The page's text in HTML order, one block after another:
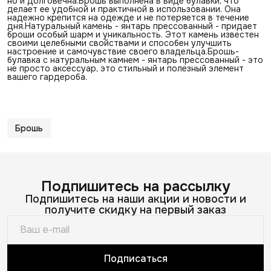
делает ее удобной и практичной в использовании. Она
надежно крепится на одежде и не потеряется в течение
дня.Натуральный камень - янтарь прессованный - придает
броши особый шарм и уникальность. Этот камень известен
своими целебными свойствами и способен улучшить
настроение и самочувствие своего владельца.Брошь-
булавка с натуральным камнем - янтарь прессованный - это
не просто аксессуар, это стильный и полезный элемент
вашего гардероба.
Брошь
Подпишитесь на рассылку
Подпишитесь на наши акции и новости и
получите скидку на первый заказ
Подписаться